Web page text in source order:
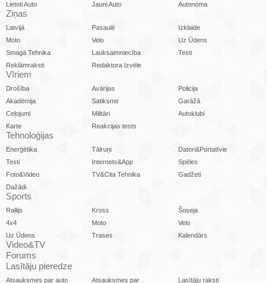
Lietoti Auto Jauni Auto Autonoma
Ziņas
Latvijā Pasaulē
Izklaide
Moto
Velo
Uz Ūdens
Smagā Tehnika
Lauksaimniecība
Testi
Reklāmraksti
Redaktora Izvēle
Vīriem
Drošība Avārijas
Policija
Akadēmija
Satiksme
Garāžā
Ceļojumi
Militāri
Autoklubi
Karte
Reakcijas tests
Tehnoloģijas
Enerģētika Tālruņi
Datori&Portatīvie
Testi
Internets&App
Spēles
Foto&Video
TV&Cita Tehnika
Gadžeti
Dažādi
Sports
Rallijs Kross
Šoseja
4x4
Moto
Velo
Uz Ūdens
Trases Kalendārs
Video&TV
Forums
Lasītāju pieredze
Atsauksmes par auto Atsauksmes par Lasītāju raksti